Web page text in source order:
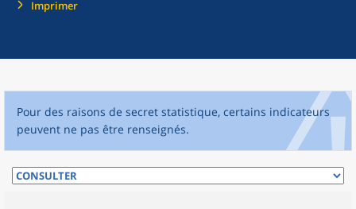
Imprimer
Pour des raisons de secret statistique, certains indicateurs
peuvent ne pas être renseignés.